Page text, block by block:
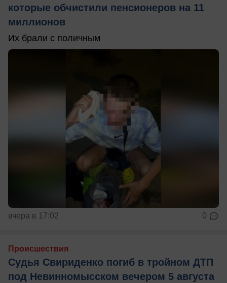
которые обчистили пенсионеров на 11
миллионов
Их брали с поличным
вчера в 17:02 0
Происшествия
Судья Свириденко погиб в тройном ДТП
под Невинномысском вечером 5 августа